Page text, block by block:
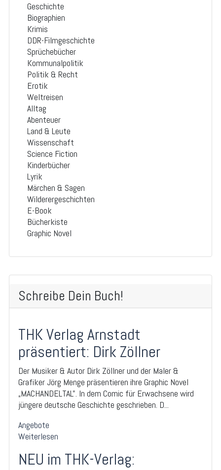
Geschichte
Biographien
Krimis
DDR-Filmgeschichte
Sprüchebücher
Kommunalpolitik
Politik & Recht
Erotik
Weltreisen
Alltag
Abenteuer
Land & Leute
Wissenschaft
Science Fiction
Kinderbücher
Lyrik
Märchen & Sagen
Wilderergeschichten
E-Book
Bücherkiste
Graphic Novel
Schreibe Dein Buch!
THK Verlag Arnstadt
präsentiert: Dirk Zöllner
Der Musiker & Autor Dirk Zöllner und der Maler &
Grafiker Jörg Menge präsentieren ihre Graphic Novel
„MACHANDELTAL". In dem Comic für Erwachsene wird
jüngere deutsche Geschichte geschrieben. D...
Angebote
Weiterlesen
NEU im THK-Verlag: